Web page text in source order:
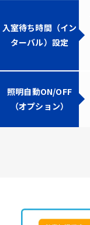
入室待ち時間（イン
ターバル）設定
照明自動ON/OFF
（オプション）